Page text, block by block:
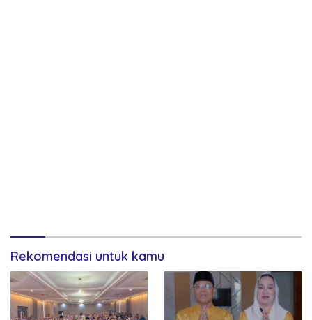
Rekomendasi untuk kamu